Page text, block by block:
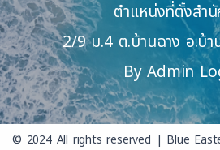
ตำแหน่งที่ตั้งสำ
2/9 ม.4 ต.บ้านฉาง อ.บ้า
By Admin
© 2024 All rights reserved | Blue